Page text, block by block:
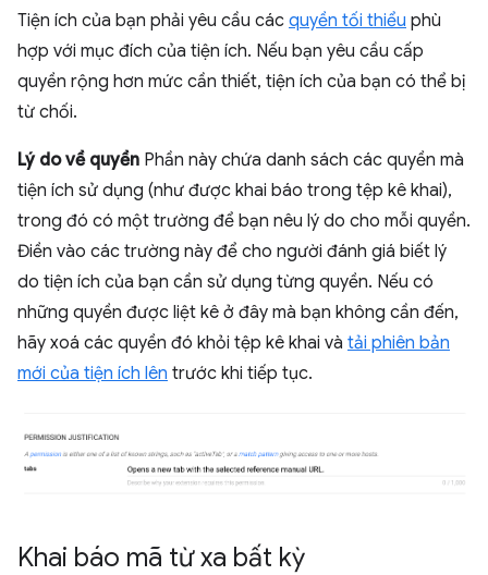
Tiện ích của bạn phải yêu cầu các quyền tối thiểu phù
hợp với mục đích của tiện ích. Nếu bạn yêu cầu cấp
quyền rộng hơn mức cần thiết, tiện ích của bạn có thể bị
từ chối.
Lý do về quyền Phần này chứa danh sách các quyền mà
tiện ích sử dụng (như được khai báo trong tệp kê khai),
trong đó có một trường để bạn nêu lý do cho mỗi quyền.
Điền vào các trường này để cho người đánh giá biết lý
do tiện ích của bạn cần sử dụng từng quyền. Nếu có
những quyền được liệt kê ở đây mà bạn không cần đến,
hãy xoá các quyền đó khỏi tệp kê khai và tải phiên bản
mới của tiện ích lên trước khi tiếp tục.
Khai báo mã từ xa bất kỳ